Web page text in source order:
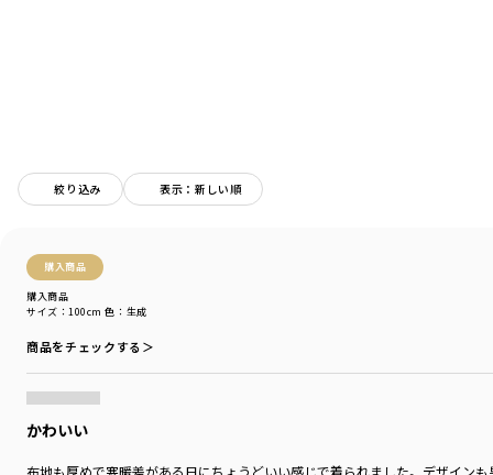
絞り込み 表示：新しい順
購入商品
購入商品
サイズ：100cm 色：生成
商品をチェックする＞
かわいい
布地も厚めで寒暖差がある日にちょうどいい感じで着られました。デザイン
ブランド ／Champion
シーズン
／ アウトレット
性別タイプ
商品番号
／ 11-5506-001